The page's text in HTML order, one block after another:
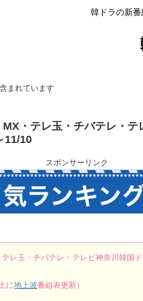
韓ドラの新番
まれています
・テレ玉・チバテレ・テ
11/10
スポンサーリンク
レ玉・チバテレ・テレビ神奈川韓国
に地上波番組表更新）